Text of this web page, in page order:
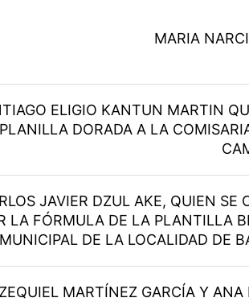
MARIA
ELIGIO KANTUN MARTIN
PLANILLA DORADA A LA
JAVIER DZUL AKE, QUIEN SE
LA FÓRMULA DE LA PLANTILLA
MUNICIPAL DE LA LOCALIDAD DE
MARTÍNEZ GARCÍA Y